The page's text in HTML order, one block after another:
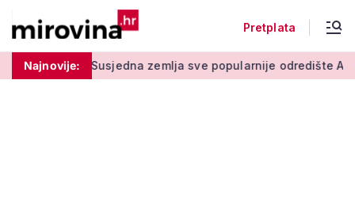
Pretplata
Najnovije:Susjedna zemlja sve popularnije odredište